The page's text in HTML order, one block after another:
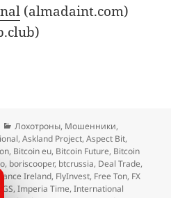
(almadaint.com)
добавления в
Рубрики
Лохотроны, Мошенники,
,Askland Project,Aspect Bit,
, Bitcoin eu, Bitcoin Future, Bitcoin
, boriscooper, btcrussia, Deal Trade,
Ireland, FlyInvest, Free Ton, FX
IGS,Imperia Time,International